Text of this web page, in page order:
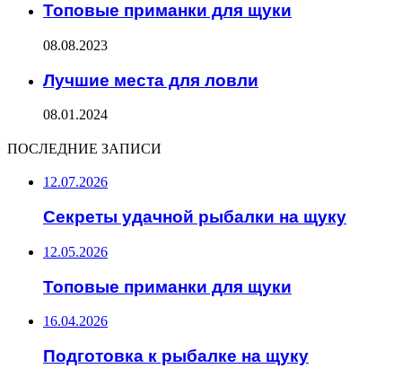
Топовые приманки для щуки
08.08.2023
Лучшие места для ловли
08.01.2024
ПОСЛЕДНИЕ ЗАПИСИ
12.07.2026
Секреты удачной рыбалки на щуку
12.05.2026
Топовые приманки для щуки
16.04.2026
Подготовка к рыбалке на щуку